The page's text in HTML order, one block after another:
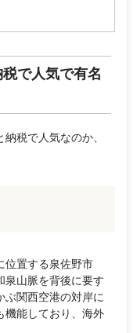
で人気で有名
税で人気なのか、
位置する泉佐野市
泉山脈を背後に要す
ぶ関西空港の対岸に
機能しており、海外